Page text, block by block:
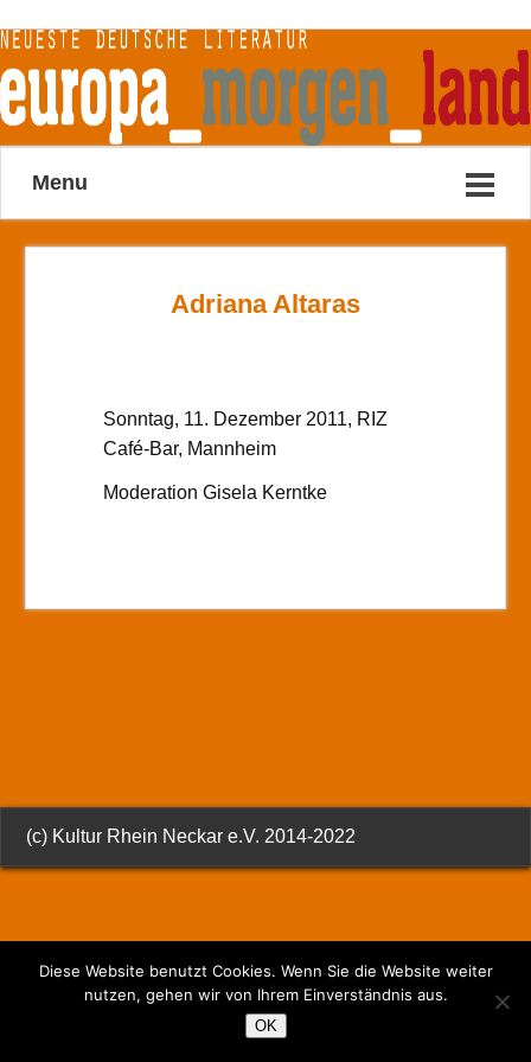
Menu
Adriana Altaras
Sonntag, 11. Dezember 2011, RIZ
Café-Bar, Mannheim
Moderation Gisela Kerntke
(c) Kultur Rhein Neckar e.V. 2014-2022
Diese Website benutzt Cookies. Wenn Sie die Website weiter
nutzen, gehen wir von Ihrem Einverständnis aus.
OK